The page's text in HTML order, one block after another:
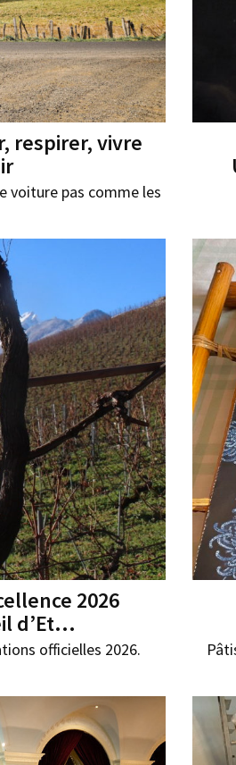
respirer, vivre
voiture pas comme les
2026
d’Et...
officielles 2026.